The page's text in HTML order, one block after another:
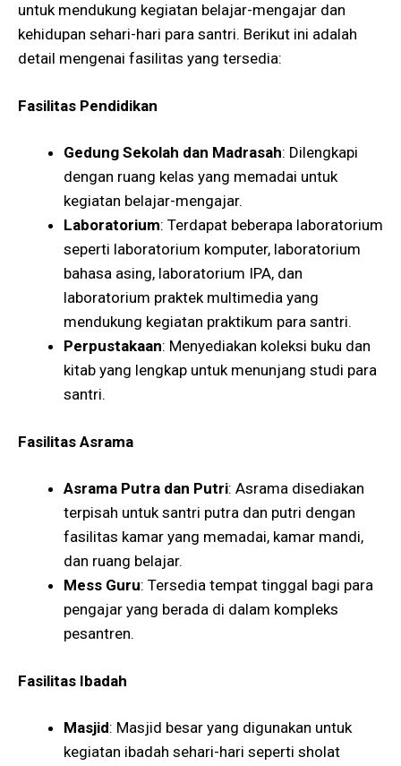
untuk mendukung kegiatan belajar-mengajar dan
kehidupan sehari-hari para santri. Berikut ini adalah
detail mengenai fasilitas yang tersedia:
Fasilitas Pendidikan
Gedung Sekolah dan Madrasah: Dilengkapi
dengan ruang kelas yang memadai untuk
kegiatan belajar-mengajar.
Laboratorium: Terdapat beberapa laboratorium
seperti laboratorium komputer, laboratorium
bahasa asing, laboratorium IPA, dan
laboratorium praktek multimedia yang
mendukung kegiatan praktikum para santri.
Perpustakaan: Menyediakan koleksi buku dan
kitab yang lengkap untuk menunjang studi para
santri​​.
Fasilitas Asrama
Asrama Putra dan Putri: Asrama disediakan
terpisah untuk santri putra dan putri dengan
fasilitas kamar yang memadai, kamar mandi,
dan ruang belajar.
Mess Guru: Tersedia tempat tinggal bagi para
pengajar yang berada di dalam kompleks
pesantren​.
Fasilitas Ibadah
Masjid: Masjid besar yang digunakan untuk
kegiatan ibadah sehari-hari seperti sholat